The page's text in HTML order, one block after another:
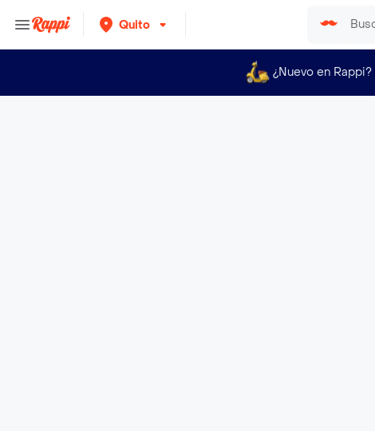
Quito
¿Nuevo en Rappi?